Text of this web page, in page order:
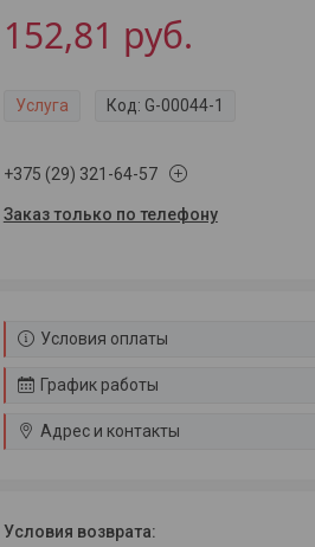
152,81 руб.
Услуга Код: G-00044-1
+375 (29) 321-64-57
Заказ только по телефону
Условия оплаты
График работы
Адрес и контакты